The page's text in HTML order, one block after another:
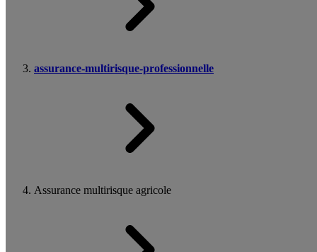
assurance-multirisque-professionnelle
Assurance multirisque agricole